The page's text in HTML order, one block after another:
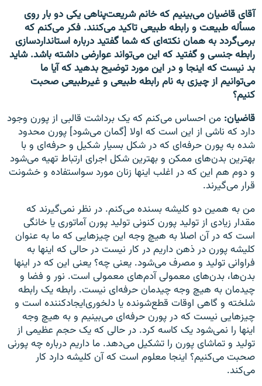
آقای قاضیان می‌بینیم که خانم شریعت‌پناهی یکی دو بار روی
مسأله طبیعت و رابطه طبیعی تاکید می‌کنند. فکر می‌کنم که
برمی‌گردد به همان نکته‌ای که شما گفتید درباره استانداردسازی
رابطه جنسی و گفتید که این می‌تواند عوارضی داشته باشد. شاید
بد نیست که اینجا و در این مورد توضیح بدهید که آیا ما
می‌توانیم از چیزی به نام رابطه طبیعی و غیرطبیعی صحبت
کنیم؟
قاضیان: من احساس می‌کنم که یک برداشت قالبی از پورن وجود
دارد که ناشی از این است که اولا [گمان می‌شود] پورن محدود
شده به پورن حرفه‌ای که در شکل بسیار شکیل و حرفه‌ای و با
بهترین بدن‌های ممکن و بهترین شکل اجرای ارتباط تهیه می‌شود
و دوم هم این که در اغلب اینها زنان مورد سواستفاده و خشونت
قرار می‌گیرند.
من به همین دو کلیشه بسنده می‌کنم. در نظر نمی‌گیرند که
مقدار زیادی از تولید پورن کنونی تولید پورن آماتوری یا خانگی
است که در آن اصلا به هیچ وجه این چیزهایی که ما به عنوان
کلیشه پورن در ذهن داریم در کار نیست در حالی که اینها به
فراوانی تولید و مصرف می‌شود. یعنی چه؟ یعنی این که در اینها
بدن‌ها، بدن‌های معمولی آدم‌های معمولی است. نور و فضا و
چیدمان به هیچ وجه چیدمان حرفه‌ای نیست. رابطه یک رابطه
شلخته و گاهی اوقات قطع‌شونده یا دلخوری‌ایجادکننده است و
چیزهایی نیست که در پورن حرفه‌ای می‌بینیم و به هیچ وجه
اینها را نمی‌شود یک کاسه کرد. در حالی که یک حجم عظیمی از
تولید و تماشای پورن را تشکیل می‌دهد. ما داریم درباره چه پورنی
صحبت می‌کنیم؟ اینجا معلوم است که آن کلیشه دارد کار
می‌کند.